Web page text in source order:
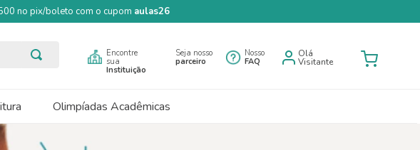
no pix/boleto com o cupom aulas26
Encontre
sua
Instituição
Seja nosso
parceiro
Nosso
FAQ
Olá
Visitante
Olimpíadas Acadêmicas